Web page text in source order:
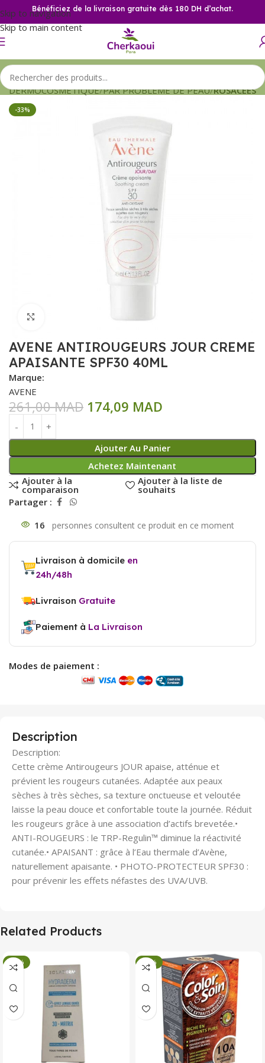
Skip to navigation
Skip to main content
Bénéficiez de la livraison gratuite dès 180 DH d’achat.
DERMOCOSMETIQUE PAR PROBLEME DE PEAU ROSACEES
-33%
AVENE ANTIROUGEURS JOUR CREME
APAISANTE SPF30 40ML
Marque:
AVENE
261,00MAD 174,09 MAD
Ajouter Au Panier
Achetez Maintenant
Ajouter à la
comparaison
Ajouter à la liste de
souhaits
Partager :
16
Livraison à domicile en
24h/48h
Livraison Gratuite
Paiement à La Livraison
Modes de paiement :
Description
Description:
Cette crème Antirougeurs JOUR apaise, atténue et
prévient les rougeurs cutanées. Adaptée aux peaux
sèches à très sèches, sa texture onctueuse et veloutée
laisse la peau douce et confortable toute la journée. Réduit
les rougeurs grâce à une association d’actifs brevetée.•
ANTI-ROUGEURS : le TRP-Regulin™ diminue la réactivité
cutanée.• APAISANT : grâce à l’Eau thermale d’Avène,
naturellement apaisante. • PHOTO-PROTECTEUR SPF30 :
pour prévenir les effets néfastes des UVA/UVB.
Related Products
-34% -34%